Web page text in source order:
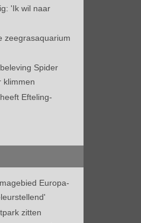
'Ik wil naar
zeegrasaquarium
Spider
klimmen
Efteling-
Europa-
zitten